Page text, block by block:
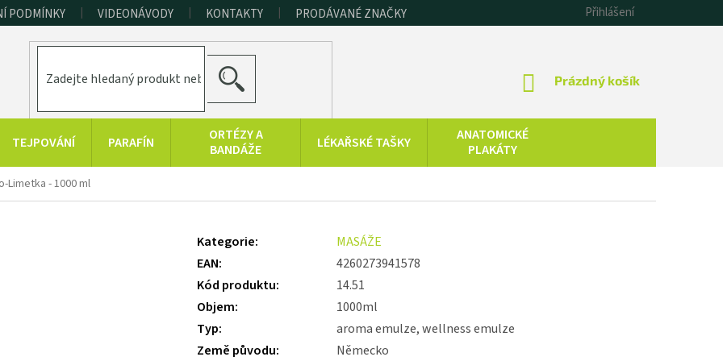
PODMÍNKY VIDEONÁVODY KONTAKTY PRODÁVANÉ ZNAČKY Přihlášení
HLEDAT
NÁKUPNÍ
Prázdný košík
TEJPOVÁNÍ PARAFÍN
ORTÉZY A
BANDÁŽE
LÉKAŘSKÉ TAŠKY
ANATOMICKÉ
PLAKÁTY
POMŮCKY
FITNESS
VÝROBKY
TERAPIE
MRTVÉHO MOŘE
ZLATO, ZINEK
Limetka - 1000 ml
Kategorie:
MASÁŽE
EAN:
4260273941578
Kód produktu:
14.51
Objem:
1000ml
Typ:
aroma emulze, wellness emulze
Země původu: Německo